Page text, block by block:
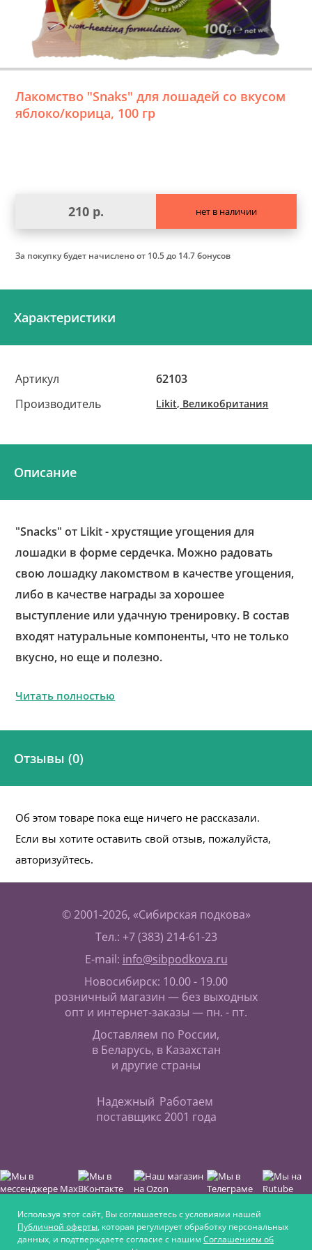
Лакомство "Snaks" для лошадей со вкусом
яблоко/корица, 100 гр
210 р. нет в наличии
За покупку будет начисленоот 10.5 до 14.7 бонусов
Характеристики
Артикул
62103
Производитель
Likit, Великобритания
Описание
"Snacks" от Likit - хрустящие угощения для
лошадки в форме сердечка. Можно радовать
свою лошадку лакомством в качестве угощения,
либо в качестве награды за хорошее
выступление или удачную тренировку. В состав
входят натуральные компоненты, что не только
вкусно, но еще и полезно.
Читать полностью
Отзывы (0)
Об этом товаре пока еще ничего не рассказали.
Если вы хотите оставить свой отзыв, пожалуйста,
авторизуйтесь.
© 2001-2026, «Сибирская подкова»
Тел.: +7 (383) 214-61-23
E-mail: info@sibpodkova.ru
Новосибирск: 10.00 - 19.00
розничный магазин — без выходных
опт и интернет-заказы — пн. - пт.
Доставляем по России,
в Беларусь, в Казахстан
и другие страны
Надежный
поставщик
Работаем
с 2001 года
Используя этот сайт, Вы соглашаетесь с условиями нашей
Публичной оферты, которая регулирует обработку персональных
данных, и подтверждаете согласие с нашим Соглашением об